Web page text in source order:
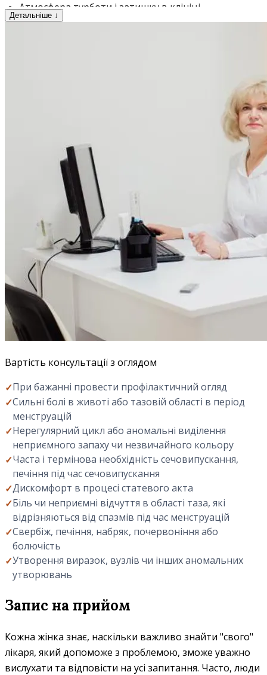
Атмосфера турботи і затишку в клініці
Можливість отримати консультацію
Детальніше
Вартість консультації з оглядом
При бажанні провести профілактичний огляд
Сильні болі в животі або тазовій області в період
менструацій
Нерегулярний цикл або аномальні виділення
неприємного запаху чи незвичайного кольору
Часта і термінова необхідність сечовипускання,
печіння під час сечовипускання
Дискомфорт в процесі статевого акта
Біль чи неприємні відчуття в області таза, які
відрізняються від спазмів під час менструацій
Свербіж, печіння, набряк, почервоніння або
болючість
Утворення виразок, вузлів чи інших аномальних
утворювань
Запис на прийом
Кожна жінка знає, наскільки важливо знайти "свого"
лікаря, який допоможе з проблемою, зможе уважно
вислухати та відповісти на усі запитання. Часто, люди